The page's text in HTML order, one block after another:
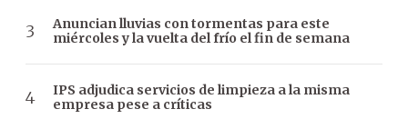
Anuncian lluvias con tormentas para este
miércoles y la vuelta del frío el fin de semana
IPS adjudica servicios de limpieza a la misma
empresa pese a críticas